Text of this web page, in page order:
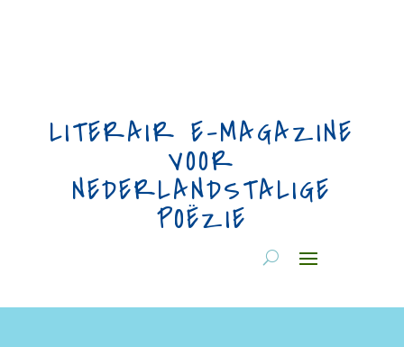
LITERAIR E-MAGAZINE
VOOR
NEDERLANDSTALIGE
POËZIE